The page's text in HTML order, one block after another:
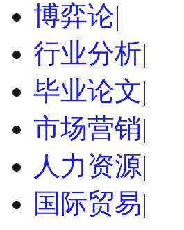
博弈论|
行业分析|
毕业论文|
市场营销|
人力资源|
国际贸易|